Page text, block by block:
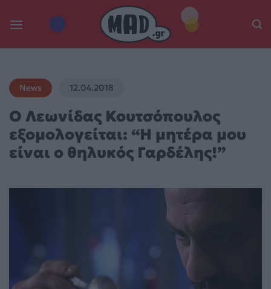
News 12.04.2018
Ο Λεωνίδας Κουτσόπουλος
εξομολογείται: “Η μητέρα μου
είναι ο θηλυκός Γαρδέλης!”